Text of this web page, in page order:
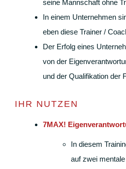
seine Mannschaft ohne
In einem Unternehmen
eben diese Trainer /
Der Erfolg eines
von der
und der Qualifikation der
IHR NUTZEN
7MAX!
In diesem
auf zwei